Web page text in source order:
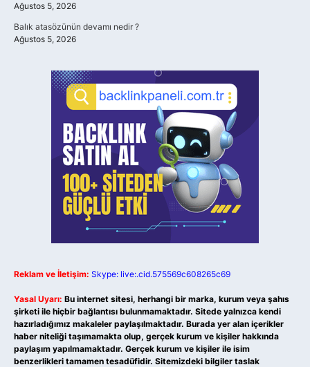
Ağustos 5, 2026
Balık atasözünün devamı nedir ?
Ağustos 5, 2026
Reklam ve İletişim: Skype: live:.cid.575569c608265c69
Yasal Uyarı: Bu internet sitesi, herhangi bir marka, kurum veya şahıs
şirketi ile hiçbir bağlantısı bulunmamaktadır. Sitede yalnızca kendi
hazırladığımız makaleler paylaşılmaktadır. Burada yer alan içerikler
haber niteliği taşımamakta olup, gerçek kurum ve kişiler hakkında
paylaşım yapılmamaktadır. Gerçek kurum ve kişiler ile isim
benzerlikleri tamamen tesadüfidir. Sitemizdeki bilgiler taslak